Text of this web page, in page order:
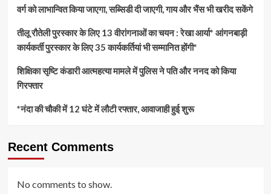
वर्ग को लाभान्वित किया जाएगा, सब्सिडी दी जाएगी, गाय और भैंस भी खरीद सकेंगे
तीलू रौतेली पुरस्कार के लिए 13 वीरांगनाओं का चयन : रेखा आर्या* आंगनबाड़ी
कार्यकर्ती पुरस्कार के लिए 35 कार्यकर्तियां भी सम्मानित होंगी*
शिक्षिका सृष्टि कंडारी आत्महत्या मामले में पुलिस ने पति और ननद को किया
गिरफ्तार
*नंदा की चौकी में 12 घंटे में लौटी रफ्तार, आवाजाही हुई शुरू
Recent Comments
No comments to show.